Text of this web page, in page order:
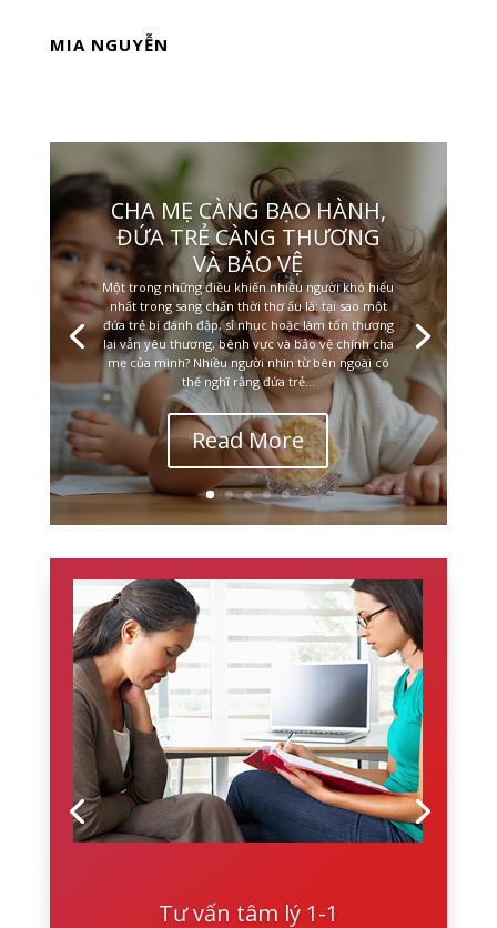
MIA NGUYỄN
CHA MẸ CÀNG BẠO HÀNH,
ĐỨA TRẺ CÀNG THƯƠNG
VÀ BẢO VỆ
Một trong những điều khiến nhiều người khó hiểu
nhất trong sang chấn thời thơ ấu là: tại sao một
đứa trẻ bị đánh đập, sỉ nhục hoặc làm tổn thương
lại vẫn yêu thương, bênh vực và bảo vệ chính cha
mẹ của mình? Nhiều người nhìn từ bên ngoài có
thể nghĩ rằng đứa trẻ...
Read More
Tư vấn tâm lý 1-1